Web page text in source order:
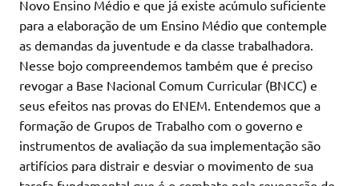
Novo Ensino Médio e que já existe acúmulo suficiente
para a elaboração de um Ensino Médio que contemple
as demandas da juventude e da classe trabalhadora.
Nesse bojo compreendemos também que é preciso
revogar a Base Nacional Comum Curricular (BNCC) e
seus efeitos nas provas do ENEM. Entendemos que a
formação de Grupos de Trabalho com o governo e
instrumentos de avaliação da sua implementação são
artifícios para distrair e desviar o movimento de sua